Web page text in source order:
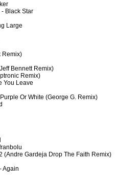
Black Star
Large
Remix)
Bennett Remix)
Remix)
You Leave
Or White (George G. Remix)
(Andre Gardeja Drop The Faith Remix)
Again